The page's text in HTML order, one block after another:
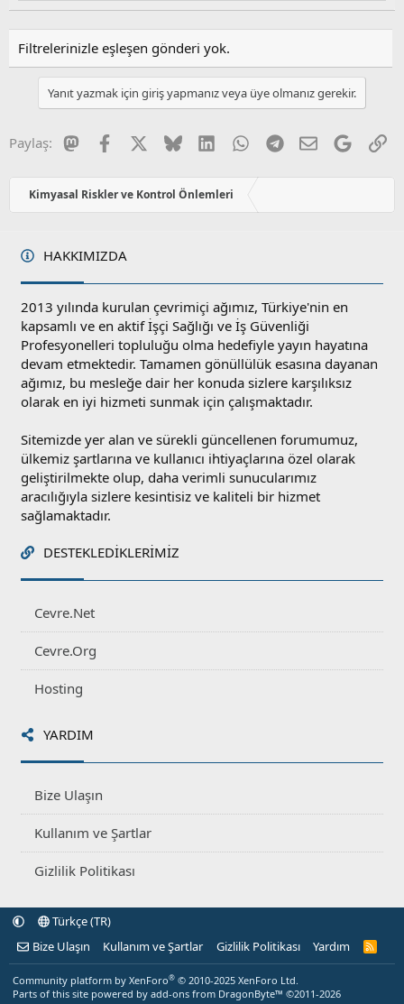
l
:
Filtrelerinizle eşleşen gönderi yok.
Yanıt yazmak için giriş yapmanız veya üye olmanız gerekir.
Paylaş: MastodonFacebook BlueskyLinkedInWhatsAppTelegram
E-postaGoogle
Kimyasal Riskler ve Kontrol Önlemleri
HAKKIMIZDA
2013 yılında kurulan çevrimiçi ağımız, Türkiye'nin en
kapsamlı ve en aktif İşçi Sağlığı ve İş Güvenliği
Profesyonelleri topluluğu olma hedefiyle yayın hayatına
devam etmektedir. Tamamen gönüllülük esasına dayanan
ağımız, bu mesleğe dair her konuda sizlere karşılıksız
olarak en iyi hizmeti sunmak için çalışmaktadır.
Sitemizde yer alan ve sürekli güncellenen forumumuz,
ülkemiz şartlarına ve kullanıcı ihtiyaçlarına özel olarak
geliştirilmekte olup, daha verimli sunucularımız
aracılığıyla sizlere kesintisiz ve kaliteli bir hizmet
sağlamaktadır.
DESTEKLEDIKLERIMIZ
Cevre.Net
Cevre.Org
Hosting
YARDIM
Bize Ulaşın
Kullanım ve Şartlar
Gizlilik Politikası
Türkçe (TR)
Bize Ulaşın
Kullanım ve Şartlar Gizlilik Politikası Yardım
R
Community platform by XenForo® © 2010-2025 XenForo Ltd.
Parts of this site powered by add-ons from DragonByte™ ©2011-2026